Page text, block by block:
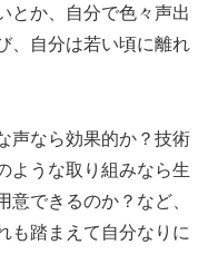
とか、自分で色々声出
、自分は若い頃に離れ
声なら効果的か？技術
ような取り組みなら生
できるのか？など、
も踏まえて自分なりに